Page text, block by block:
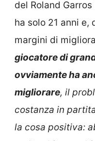
del Roland
ha solo 21 anni e,
margini di
giocatore di
ovviamente ha
migliorare, il
costanza in
la cosa positiva: